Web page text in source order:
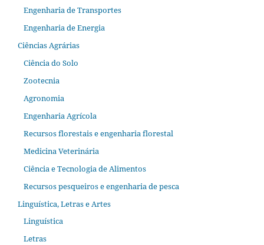
Engenharia de Transportes
Engenharia de Energia
Ciências Agrárias
Ciência do Solo
Zootecnia
Agronomia
Engenharia Agrícola
Recursos florestais e engenharia florestal
Medicina Veterinária
Ciência e Tecnologia de Alimentos
Recursos pesqueiros e engenharia de pesca
Linguística, Letras e Artes
Linguística
Letras